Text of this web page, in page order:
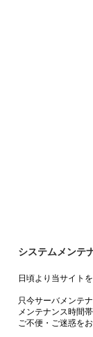
システムメンテ
日頃より当サイト
只今サーバメンテ
メンテナンス時間
ご不便・ご迷惑を